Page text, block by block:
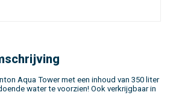
Aqua Tower met een inhoud van 350 liter
water te voorzien! Ook verkrijgbaar in